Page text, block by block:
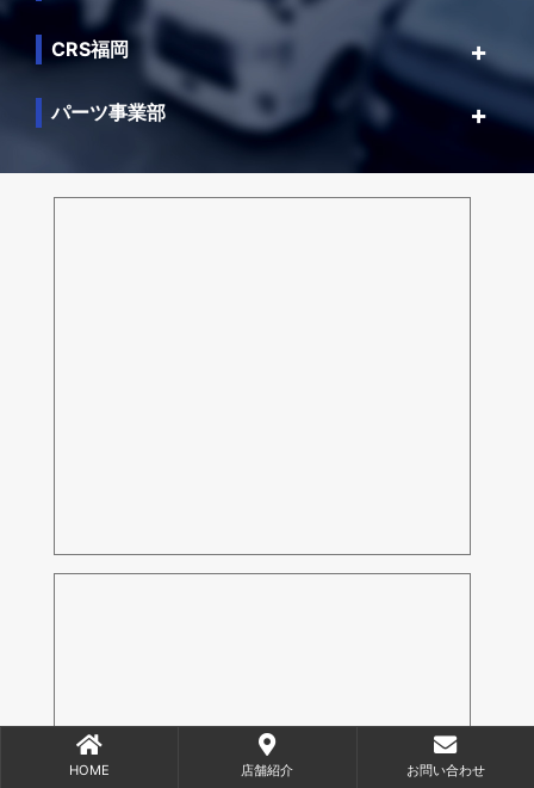
CRS福岡
パーツ事業部
HOME 店舗紹介 お問い合わせ